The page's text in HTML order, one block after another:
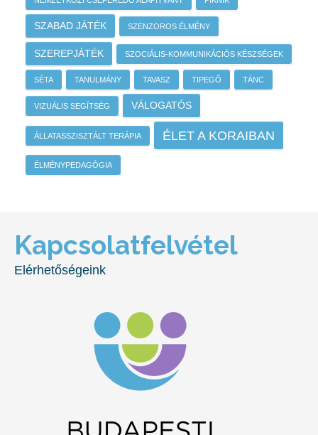
SZABAD JÁTÉK SZENZOROS ÉLMÉNY
SZEREPJÁTÉK SZOCIÁLIS-KOMMUNIKÁCIÓS KÉSZSÉGEK
SÉTA TANULMÁNY TAVASZ TIPEGŐ TÁNC
VIZUÁLIS SEGÍTSÉG VÁLOGATÓS
ÁLLATASSZISZTÁLT TERÁPIA ÉLET A KORAIBAN
ÉLMÉNYPEDAGÓGIA
Kapcsolatfelvétel
Elérhetőségeink